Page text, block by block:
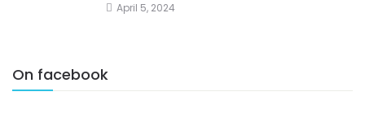
April 5, 2024
On facebook